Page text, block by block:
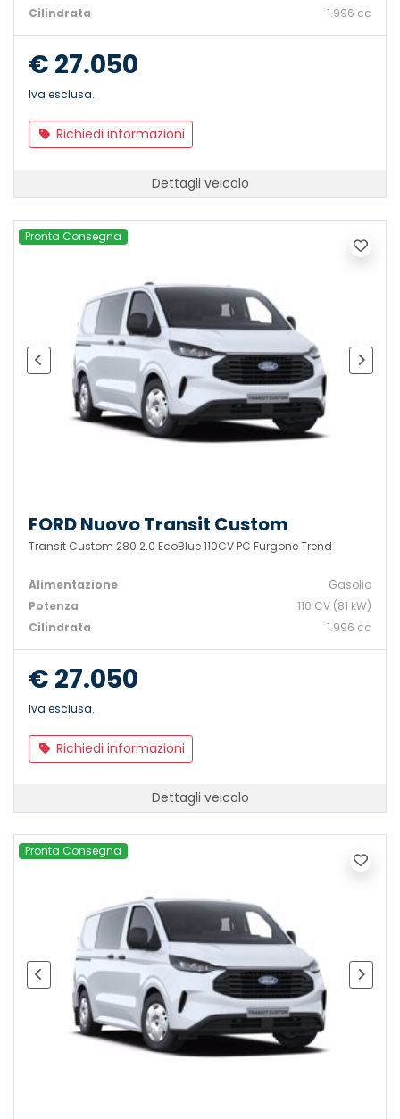
Cilindrata
1.996 cc
€ 27.050
Iva esclusa.
Richiedi informazioni
Dettagli veicolo
Pronta Consegna
FORD Nuovo Transit Custom
Transit Custom 280 2.0 EcoBlue 110CV PC Furgone Trend
Alimentazione
Gasolio
Potenza
110 CV (81 kW)
Cilindrata
1.996 cc
€ 27.050
Iva esclusa.
Richiedi informazioni
Dettagli veicolo
Pronta Consegna